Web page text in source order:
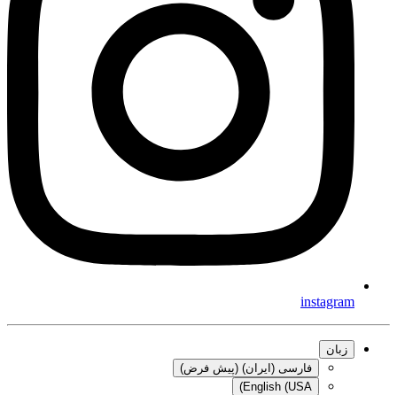
instagram
زبان
فارسی (ایران) (پیش فرض)
English (USA)